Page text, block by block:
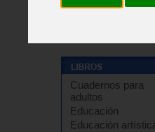
Cuadernos para
adultos
Educación
Educación